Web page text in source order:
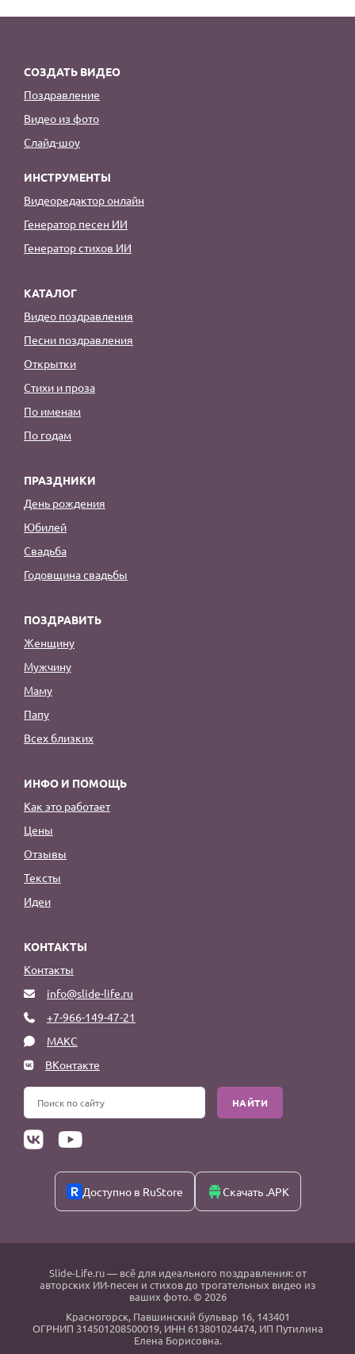
СОЗДАТЬ ВИДЕО
Поздравление
Видео из фото
Слайд-шоу
ИНСТРУМЕНТЫ
Видеоредактор онлайн
Генератор песен ИИ
Генератор стихов ИИ
КАТАЛОГ
Видео поздравления
Песни поздравления
Открытки
Стихи и проза
По именам
По годам
ПРАЗДНИКИ
День рождения
Юбилей
Свадьба
Годовщина свадьбы
ПОЗДРАВИТЬ
Женщину
Мужчину
Маму
Папу
Всех близких
ИНФО И ПОМОЩЬ
Как это работает
Цены
Отзывы
Тексты
Идеи
КОНТАКТЫ
Контакты
info@slide-life.ru
+7-966-149-47-21
МАКС
ВКонтакте
НАЙТИ
Доступно в RuStore Скачать .APK
Slide-Life.ru— всё для идеального поздравления: от
авторских ИИ-песен и стихов до трогательных видео из
ваших фото. © 2026
Красногорск, Павшинский бульвар 16, 143401
ОГРНИП 314501208500019, ИНН 613801024474, ИП Путилина
Елена Борисовна.